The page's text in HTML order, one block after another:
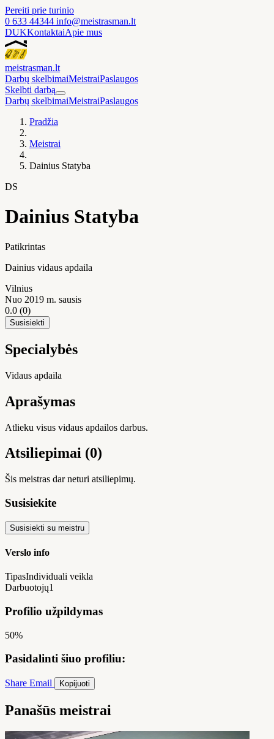
Pereiti prie turinio
0 633 44344 info@meistrasman.lt
DUKKontaktaiApie mus
meistrasman.lt
Darbų skelbimaiMeistraiPaslaugos
Skelbti darbą
Darbų skelbimaiMeistraiPaslaugos
Pradžia
Meistrai
Dainius Statyba
DS
Dainius Statyba
Patikrintas
Dainius vidaus apdaila
Vilnius
Nuo 2019 m. sausis
0.0 (0)
Susisiekti
Specialybės
Vidaus apdaila
Aprašymas
Atlieku visus vidaus apdailos darbus.
Atsiliepimai (0)
Šis meistras dar neturi atsiliepimų.
Susisiekite
Susisiekti su meistru
Verslo info
TipasIndividuali veikla
Darbuotojų1
Profilio užpildymas
50%
Pasidalinti šiuo profiliu:
Share Email Kopijuoti
Panašūs meistrai